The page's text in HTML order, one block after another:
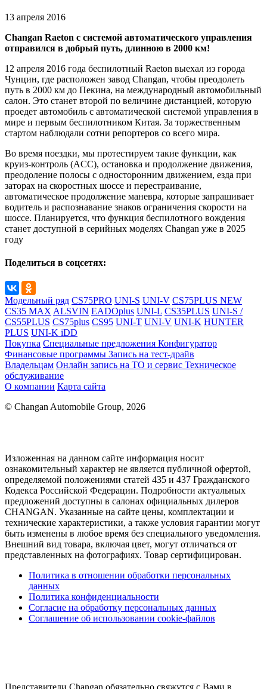
13 апреля 2016
Changan Raeton с системой автоматического управления
отправился в добрый путь, длинною в 2000 км!
12 апреля 2016 года беспилотный Raeton выехал из города
Чунцин, где расположен завод Changan, чтобы преодолеть
путь в 2000 км до Пекина, на международный автомобильный
салон. Это станет второй по величине дистанцией, которую
проедет автомобиль с автоматической системой управления в
мире и первым беспилотником Китая. За торжественным
стартом наблюдали сотни репортеров со всего мира.
Во время поездки, мы протестируем такие функции, как
круиз-контроль (ACC), остановка и продолжение движения,
преодоление полосы с односторонним движением, езда при
заторах на скоростных шоссе и перестраивание,
автоматическое продолжение маневра, которые запрашивает
водитель и распознавание знаков ограничения скорости на
шоссе. Планируется, что функция беспилотного вождения
станет доступной в серийных моделях Changan уже в 2025
году
Поделиться в соцсетях:
Модельный ряд CS75PRO UNI-S UNI-V CS75PLUS NEW
CS35 MAX ALSVIN EADOplus UNI-L CS35PLUS UNI-S /
CS55PLUS CS75plus CS95 UNI-T UNI-V UNI-K HUNTER
PLUS UNI-K iDD
Покупка Специальные предложения Конфигуратор
Финансовые программы Запись на тест-драйв
Владельцам Онлайн запись на ТО и сервис Техническое
обслуживание
О компании Карта сайта
© Changan Automobile Group, 2026
Изложенная на данном сайте информация носит
ознакомительный характер не является публичной офертой,
определяемой положениями статей 435 и 437 Гражданского
Кодекса Российской Федерации. Подробности актуальных
предложений доступны в салонах официальных дилеров
CHANGAN. Указанные на сайте цены, комплектации и
технические характеристики, а также условия гарантии могут
быть изменены в любое время без специального уведомления.
Внешний вид товара, включая цвет, могут отличаться от
представленных на фотографиях. Товар сертифицирован.
Политика в отношении обработки персональных
данных
Политика конфиденциальности
Согласие на обработку персональных данных
Соглашение об использовании cookie-файлов